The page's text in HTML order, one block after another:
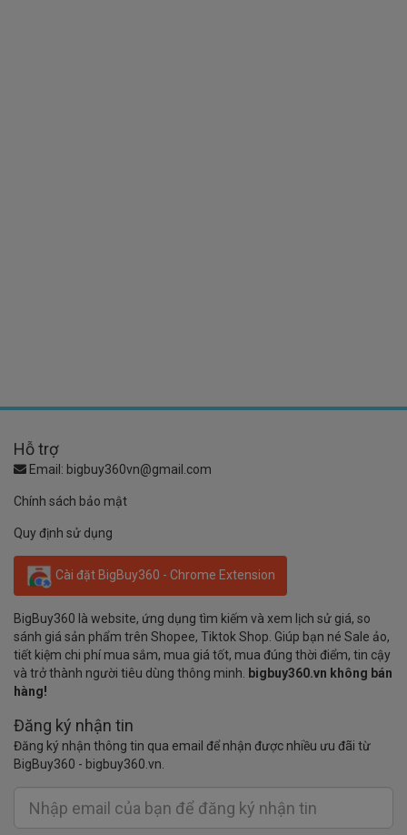
Hỗ trợ
Email: bigbuy360vn@gmail.com
Chính sách bảo mật
Quy định sử dụng
Cài đặt BigBuy360 - Chrome Extension
BigBuy360 là website, ứng dụng tìm kiếm và xem lịch sử giá, so
sánh giá sản phẩm trên Shopee, Tiktok Shop. Giúp bạn né Sale ảo,
tiết kiệm chi phí mua sắm, mua giá tốt, mua đúng thời điểm, tin cậy
và trở thành người tiêu dùng thông minh. bigbuy360.vn không bán
hàng!
Đăng ký nhận tin
Đăng ký nhận thông tin qua email để nhận được nhiều ưu đãi từ
BigBuy360 - bigbuy360.vn.